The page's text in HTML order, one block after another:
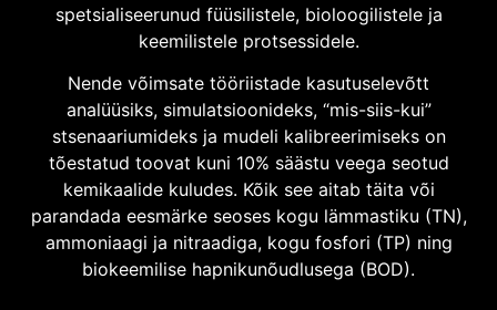
spetsialiseerunud füüsilistele, bioloogilistele ja
keemilistele protsessidele.
Nende võimsate tööriistade kasutuselevõtt
analüüsiks, simulatsioonideks, “mis-siis-kui”
stsenaariumideks ja mudeli kalibreerimiseks on
tõestatud toovat kuni 10% säästu veega seotud
kemikaalide kuludes. Kõik see aitab täita või
parandada eesmärke seoses kogu lämmastiku (TN),
ammoniaagi ja nitraadiga, kogu fosfori (TP) ning
biokeemilise hapnikunõudlusega (BOD).